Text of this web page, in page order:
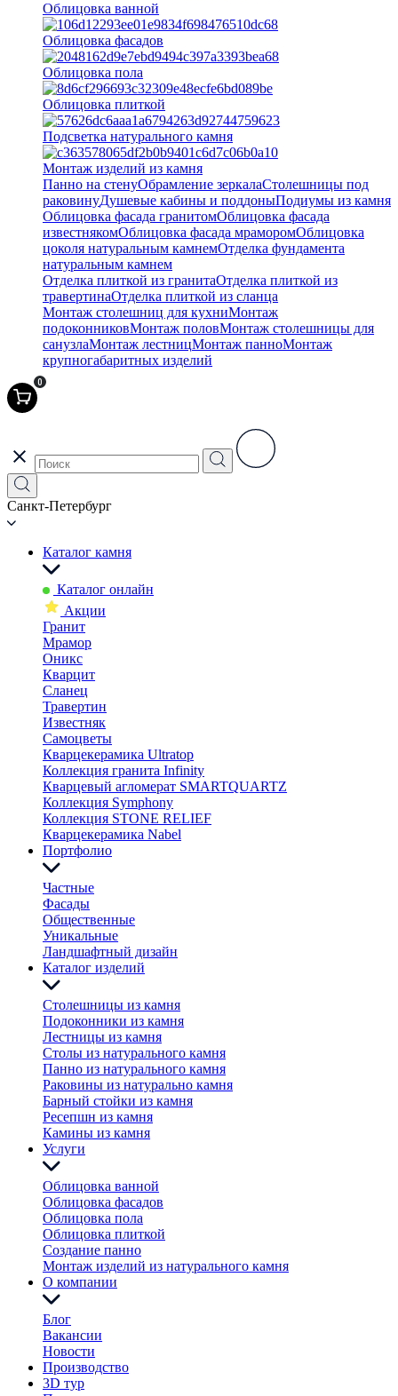
Облицовка ванной
Облицовка фасадов
Облицовка пола
Облицовка плиткой
Подсветка натурального камня
Монтаж изделий из камня
Панно на стенуОбрамление зеркалаСтолешницы под
раковинуДушевые кабины и поддоныПодиумы из камня
Облицовка фасада гранитомОблицовка фасада
известнякомОблицовка фасада мраморомОблицовка
цоколя натуральным камнемОтделка фундамента
натуральным камнем
Отделка плиткой из гранитаОтделка плиткой из
травертинаОтделка плиткой из сланца
Монтаж столешниц для кухниМонтаж
подоконниковМонтаж половМонтаж столешницы для
санузлаМонтаж лестницМонтаж панноМонтаж
крупногабаритных изделий
0
Санкт-Петербург
Каталог камня
Каталог онлайн
Акции
Гранит
Мрамор
Оникс
Кварцит
Сланец
Травертин
Известняк
Самоцветы
Кварцекерамика Ultratop
Коллекция гранита Infinity
Кварцевый агломерат SMARTQUARTZ
Коллекция Symphony
Коллекция STONE RELIEF
Кварцекерамика Nabel
Портфолио
Частные
Фасады
Общественные
Уникальные
Ландшафтный дизайн
Каталог изделий
Столешницы из камня
Подоконники из камня
Лестницы из камня
Столы из натурального камня
Панно из натурального камня
Раковины из натурально камня
Барный стойки из камня
Ресепшн из камня
Камины из камня
Услуги
Облицовка ванной
Облицовка фасадов
Облицовка пола
Облицовка плиткой
Создание панно
Монтаж изделий из натурального камня
О компании
Блог
Вакансии
Новости
Производство
3D тур